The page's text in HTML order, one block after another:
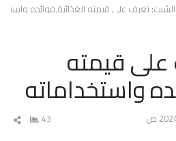
الشبت: تعرف على قيمته الغذائية,فوائده
قيمته
واستخداماته
43